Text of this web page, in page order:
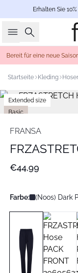
Erhalten Sie
Suche
Bereit für eine neue
Startseite Kleding
Extended size
Basic
FRANSA
€44,99
Farbe: (Noos) Dark